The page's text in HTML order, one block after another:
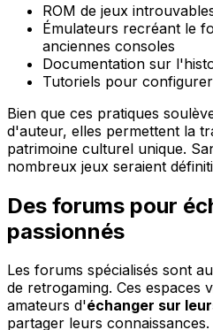
ROM de jeux
Émulateurs recréant le
anciennes consoles
Documentation sur
Tutoriels pour
Bien que ces pratiques
d'auteur, elles permettent la
patrimoine culturel unique.
nombreux jeux seraient
Des forums pour
passionnés
Les forums spécialisés sont
de retrogaming. Ces espaces
amateurs d'échanger sur
partager leurs